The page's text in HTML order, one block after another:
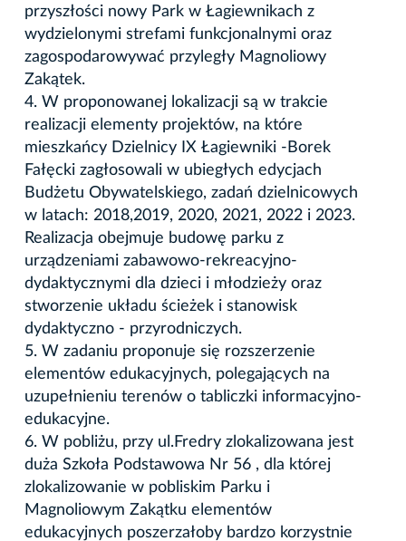
przyszłości nowy Park w Łagiewnikach z
wydzielonymi strefami funkcjonalnymi oraz
zagospodarowywać przyległy Magnoliowy
Zakątek.
4. W proponowanej lokalizacji są w trakcie
realizacji elementy projektów, na które
mieszkańcy Dzielnicy IX Łagiewniki -Borek
Fałęcki zagłosowali w ubiegłych edycjach
Budżetu Obywatelskiego, zadań dzielnicowych
w latach: 2018,2019, 2020, 2021, 2022 i 2023.
Realizacja obejmuje budowę parku z
urządzeniami zabawowo-rekreacyjno-
dydaktycznymi dla dzieci i młodzieży oraz
stworzenie układu ścieżek i stanowisk
dydaktyczno - przyrodniczych.
5. W zadaniu proponuje się rozszerzenie
elementów edukacyjnych, polegających na
uzupełnieniu terenów o tabliczki informacyjno-
edukacyjne.
6. W pobliżu, przy ul.Fredry zlokalizowana jest
duża Szkoła Podstawowa Nr 56 , dla której
zlokalizowanie w pobliskim Parku i
Magnoliowym Zakątku elementów
edukacyjnych poszerzałoby bardzo korzystnie